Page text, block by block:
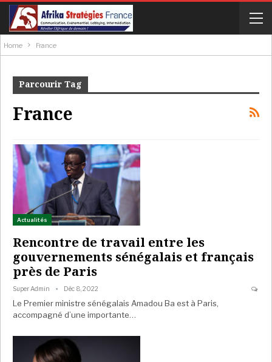
Home France
Parcourir Tag
France
Actualités
Rencontre de travail entre les
gouvernements sénégalais et français
près de Paris
Super Admin Déc 8, 2022
Le Premier ministre sénégalais Amadou Ba est à Paris,
accompagné d’une importante…